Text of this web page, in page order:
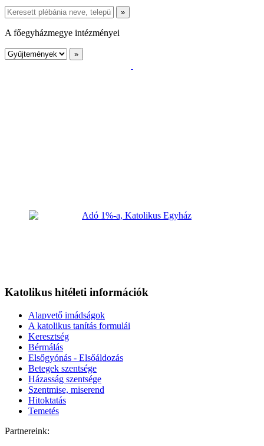
A főegyházmegye intézményei
Katolikus hitéleti információk
Alapvető imádságok
A katolikus tanítás formulái
Keresztség
Bérmálás
Elsőgyónás - Elsőáldozás
Betegek szentsége
Házasság szentsége
Szentmise, miserend
Hitoktatás
Temetés
Partnereink: